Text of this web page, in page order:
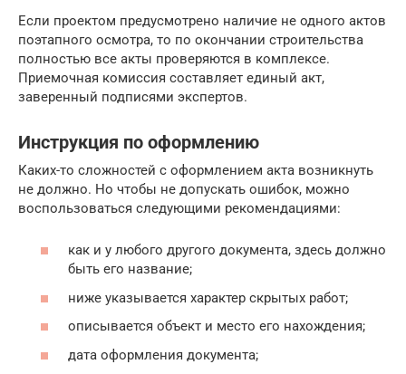
Если проектом предусмотрено наличие не одного актов
поэтапного осмотра, то по окончании строительства
полностью все акты проверяются в комплексе.
Приемочная комиссия составляет единый акт,
заверенный подписями экспертов.
Инструкция по оформлению
Каких-то сложностей с оформлением акта возникнуть
не должно. Но чтобы не допускать ошибок, можно
воспользоваться следующими рекомендациями:
как и у любого другого документа, здесь должно
быть его название;
ниже указывается характер скрытых работ;
описывается объект и место его нахождения;
дата оформления документа;